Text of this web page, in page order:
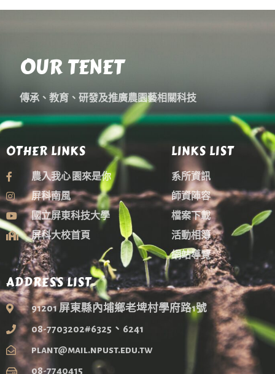
ADDRESS LIST
91201 屏東縣內埔鄉老埤村學府路1號
08-7703202#6325、6241
plant@mail.npust.edu.tw
08-7740415
LINKS LIST
系所資訊
師資陣容
檔案下載
活動相簿
網站導覽
OTHER LINKS
農入我心 園來是你
屏科南風
國立屏東科技大學
屏科大校首頁
OUR TENET
傳承、教育、研發及推廣農園藝相關科技